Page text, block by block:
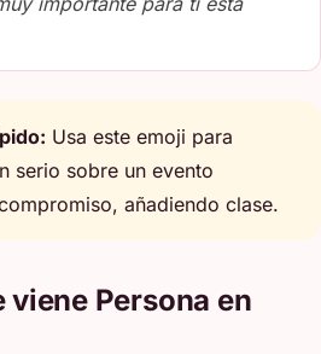
Usa este emoji para
serio sobre un evento
añadiendo clase.
Persona en